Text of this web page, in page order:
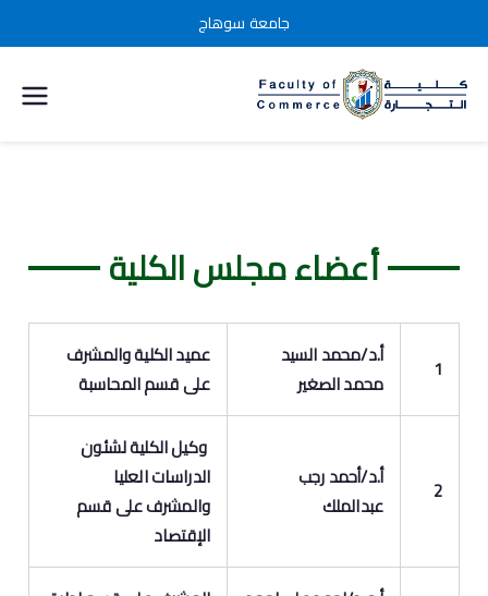
جامعة سوهاج
كلية التجارة
سوهاج
أعضاء مجلس الكلية
1
أ.د/محمد السيد
محمد الصغير
عميد الكلية والمشرف
على قسم المحاسبة
2
أ.د/أحمد رجب
عبدالملك
وكيل الكلية لشئون
الدراسات العليا
والمشرف على قسم
الإقتصاد